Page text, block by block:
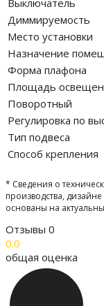
Выключатель
Диммируемость
Место установки
Назначение
Форма плафона
Площадь
Поворотный
Регулировка по
Тип подвеса
Способ крепления
* Сведения о
производства,
основаны на
Отзывы 0
0.0
общая оценка